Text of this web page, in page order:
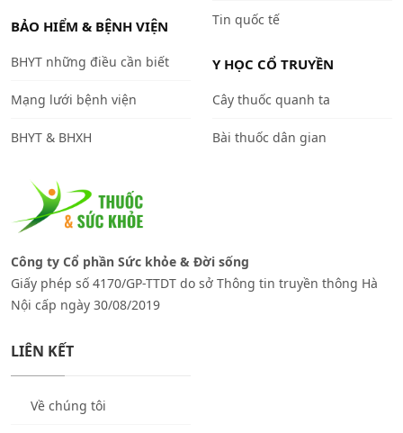
BẢO HIỂM & BỆNH VIỆN
BHYT những điều cần biết
Mạng lưới bệnh viện
BHYT & BHXH
Tin quốc tế
Y HỌC CỔ TRUYỀN
Cây thuốc quanh ta
Bài thuốc dân gian
Công ty Cổ phần Sức khỏe & Đời sống
Giấy phép số 4170/GP-TTDT do sở Thông tin truyền thông Hà
Nội cấp ngày 30/08/2019
LIÊN KẾT
Về chúng tôi